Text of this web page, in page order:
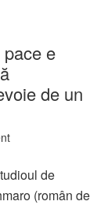
e
de un
de
(român de